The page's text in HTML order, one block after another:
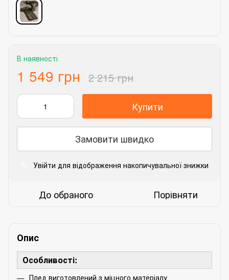
В наявності
1 549 грн 2 215 грн
Купити
Замовити швидко
Увійти для відображення накопичувальної знижки
До обраного Порівняти
Опис
Особливості:
Плед виготовлений з міцного матеріалу